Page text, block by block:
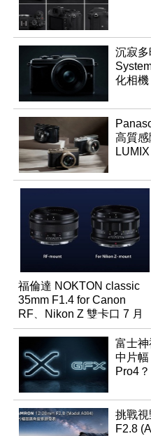
沉寂
化相機
高質
福倫達 NOKTON classic
35mm F1.4 for Canon
RF、Nikon Z 雙卡口 7 月
同步登台
富士
中片
Pro4？
挑戰
F2.8